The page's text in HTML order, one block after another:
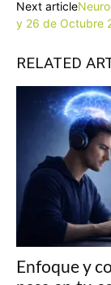
Next article
y 26 de Octubre
RELATED
Enfoque y